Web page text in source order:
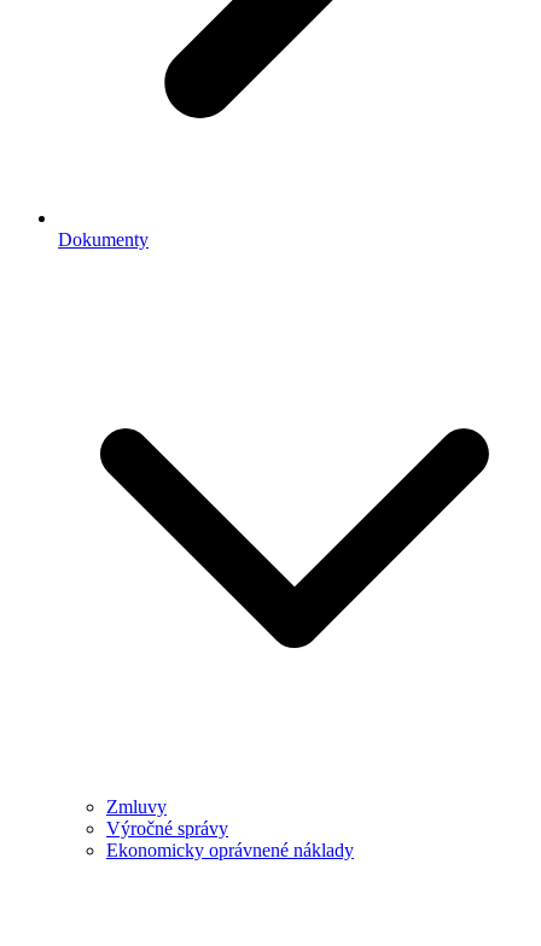
Dokumenty
Zmluvy
Výročné správy
Ekonomicky oprávnené náklady